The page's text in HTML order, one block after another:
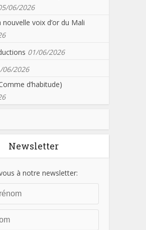
06/2026
voix d’or du Mali
01/06/2026
06/2026
d’habitude)
Newsletter
à notre newsletter: